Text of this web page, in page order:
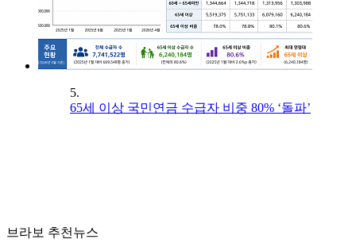
5.
65세 이상 국민연금 수급자 비중 80% ‘돌파’
브라보 추천뉴스